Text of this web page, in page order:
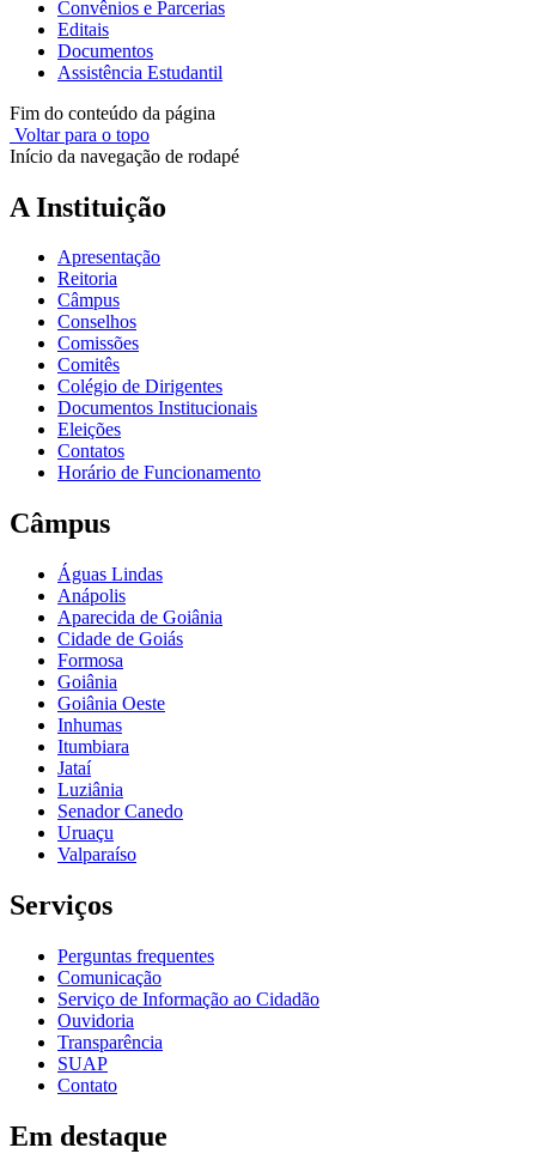
Convênios e Parcerias
Editais
Documentos
Assistência Estudantil
Fim do conteúdo da página
Voltar para o topo
Início da navegação de rodapé
A Instituição
Apresentação
Reitoria
Câmpus
Conselhos
Comissões
Comitês
Colégio de Dirigentes
Documentos Institucionais
Eleições
Contatos
Horário de Funcionamento
Câmpus
Águas Lindas
Anápolis
Aparecida de Goiânia
Cidade de Goiás
Formosa
Goiânia
Goiânia Oeste
Inhumas
Itumbiara
Jataí
Luziânia
Senador Canedo
Uruaçu
Valparaíso
Serviços
Perguntas frequentes
Comunicação
Serviço de Informação ao Cidadão
Ouvidoria
Transparência
SUAP
Contato
Em destaque